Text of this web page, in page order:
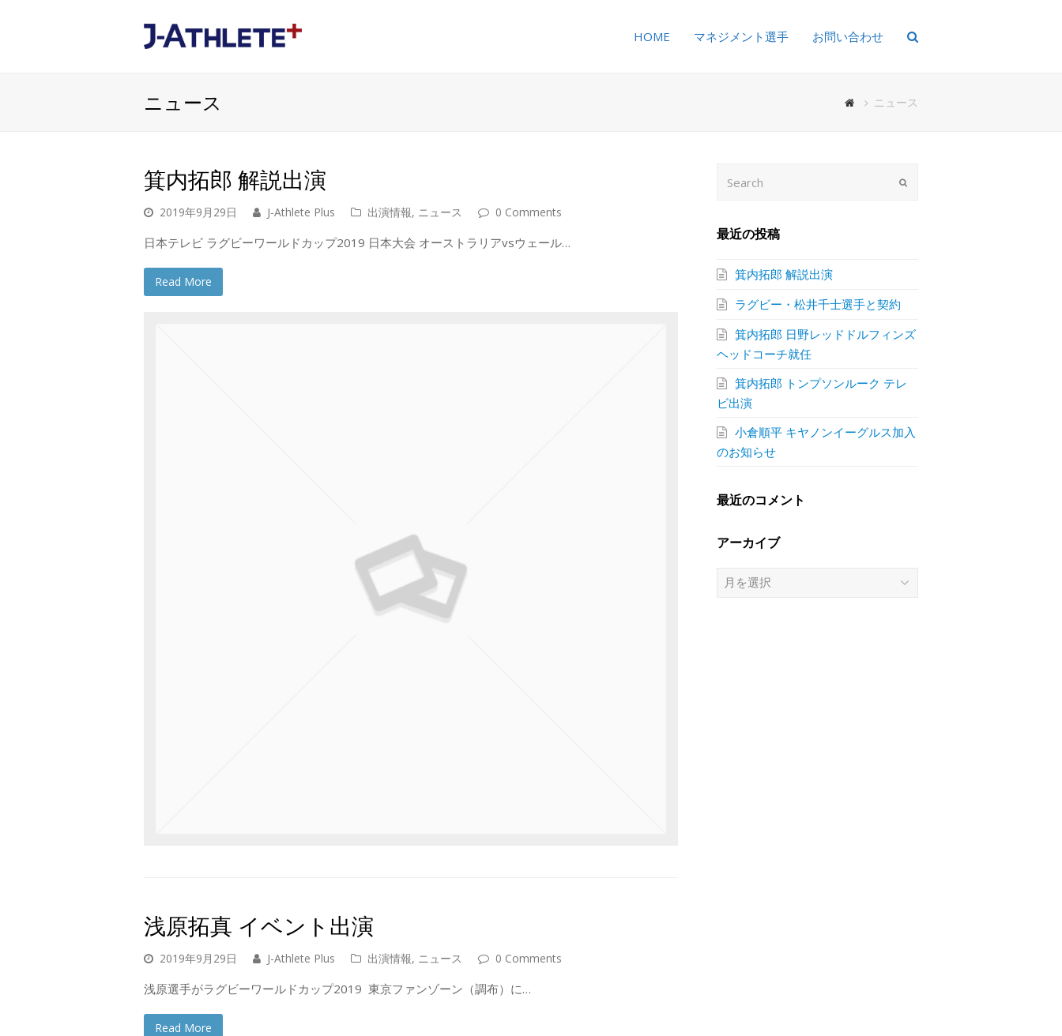
HOME マネジメント選手 お問い合わせ
ニュース ニュース
箕内拓郎 解説出演
2019年9月29日 J-Athlete Plus 出演情報, ニュース 0 Comments
日本テレビ ラグビーワールドカップ2019 日本大会 オーストラリアvsウェール…
Read More
浅原拓真 イベント出演
2019年9月29日 J-Athlete Plus 出演情報, ニュース 0 Comments
浅原選手がラグビーワールドカップ2019 東京ファンゾーン（調布）に…
Read More
最近の投稿
箕内拓郎 解説出演
ラグビー・松井千士選手と契約
箕内拓郎 日野レッドドルフィンズ
ヘッドコーチ就任
箕内拓郎 トンプソンルーク テレ
ビ出演
小倉順平 キヤノンイーグルス加入
のお知らせ
最近のコメント
アーカイブ
ア